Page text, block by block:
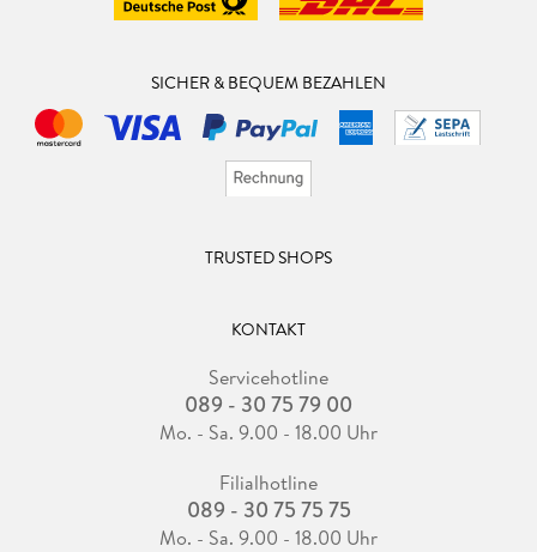
SICHER & BEQUEM BEZAHLEN
TRUSTED SHOPS
KONTAKT
Servicehotline
089 - 30 75 79 00
Mo. - Sa. 9.00 - 18.00 Uhr
Filialhotline
089 - 30 75 75 75
Mo. - Sa. 9.00 - 18.00 Uhr